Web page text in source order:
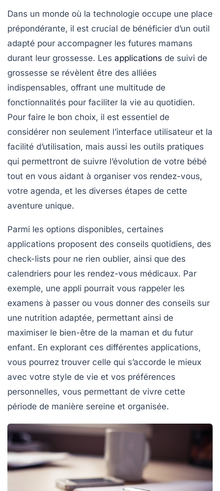
Dans un monde où la technologie occupe une place
prépondérante, il est crucial de bénéficier d’un outil
adapté pour accompagner les futures mamans
durant leur grossesse. Les applications de suivi de
grossesse se révèlent être des alliées
indispensables, offrant une multitude de
fonctionnalités pour faciliter la vie au quotidien.
Pour faire le bon choix, il est essentiel de
considérer non seulement l’interface utilisateur et la
facilité d’utilisation, mais aussi les outils pratiques
qui permettront de suivre l’évolution de votre bébé
tout en vous aidant à organiser vos rendez-vous,
votre agenda, et les diverses étapes de cette
aventure unique.
Parmi les options disponibles, certaines
applications proposent des conseils quotidiens, des
check-lists pour ne rien oublier, ainsi que des
calendriers pour les rendez-vous médicaux. Par
exemple, une appli pourrait vous rappeler les
examens à passer ou vous donner des conseils sur
une nutrition adaptée, permettant ainsi de
maximiser le bien-être de la maman et du futur
enfant. En explorant ces différentes applications,
vous pourrez trouver celle qui s’accorde le mieux
avec votre style de vie et vos préférences
personnelles, vous permettant de vivre cette
période de manière sereine et organisée.